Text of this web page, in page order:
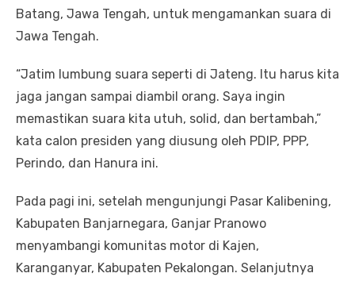
Batang, Jawa Tengah, untuk mengamankan suara di
Jawa Tengah.
“Jatim lumbung suara seperti di Jateng. Itu harus kita
jaga jangan sampai diambil orang. Saya ingin
memastikan suara kita utuh, solid, dan bertambah,”
kata calon presiden yang diusung oleh PDIP, PPP,
Perindo, dan Hanura ini.
Pada pagi ini, setelah mengunjungi Pasar Kalibening,
Kabupaten Banjarnegara, Ganjar Pranowo
menyambangi komunitas motor di Kajen,
Karanganyar, Kabupaten Pekalongan. Selanjutnya